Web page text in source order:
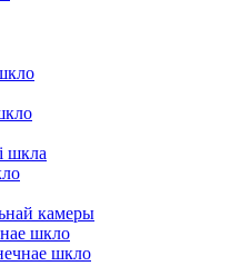
шкла
камеры
шкло
шкло